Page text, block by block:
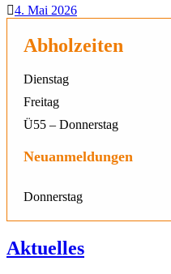
4. Mai 2026
Abholzeiten
Dienstag
Freitag
Ü55 – Donnerstag
Neuanmeldungen
Donnerstag
Aktuelles